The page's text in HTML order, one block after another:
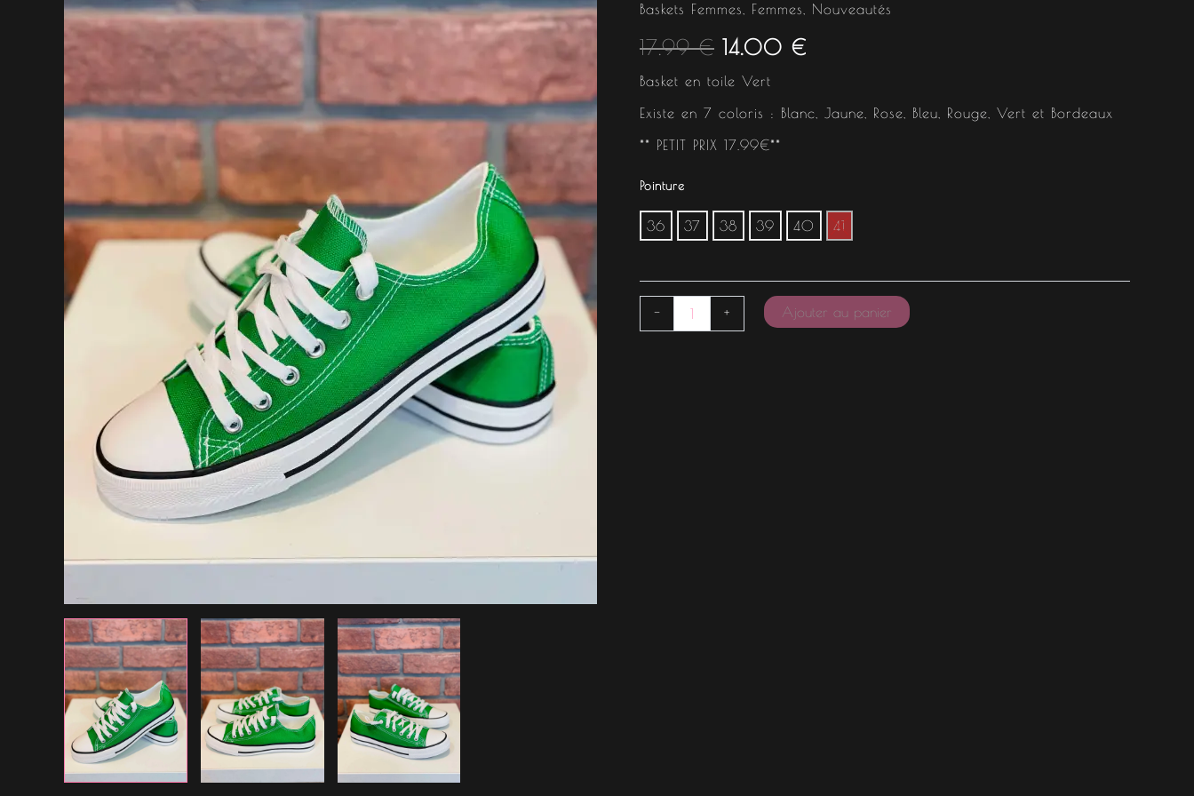
Baskets Femmes Femmes Nouveautés
17.99€
était :
17.99 €.
14.00 €
est :
Basket en toile Vert
Existe en 7 coloris : Blanc, Jaune, Rose, Bleu, Rouge, Vert et Bordeaux
** PETIT PRIX 17.99€**
Pointure
36 37 38 39 40 41
- + Ajouter au panier